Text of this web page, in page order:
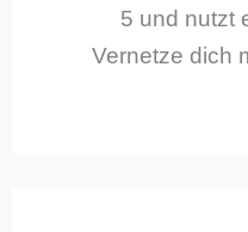
5 und nutzt
Vernetze dich